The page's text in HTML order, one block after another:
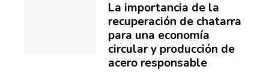
La importancia de la
recuperación de chatarra
para una economía
circular y producción de
acero responsable